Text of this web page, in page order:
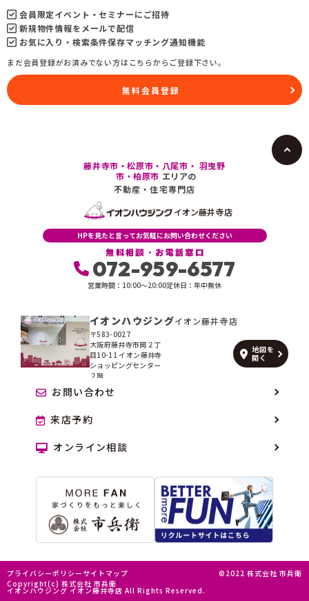
会員限定イベント・セミナーにご招待
新規物件情報をメールで配信
お気に入り・検索条件保存マッチング通知機能
まだ会員登録がお済みでない方はこちらからご登録下さい。
無料会員登録
藤井寺市・松原市・八尾市・ 羽曳野
市・柏原市 エリアの
不動産・住宅専門店
イオン藤井寺店
HPを見たと言ってお気軽にお問い合わせください
無料相談・お電話窓口
072-959-6577
営業時間：10:00〜20:00定休日：年中無休
イオンハウジングイオン藤井寺店
〒583-0027
大阪府藤井寺市岡２丁
目10-11 イオン藤井寺
ショッピングセンター
２階
地図を
開く
お問い合わせ
来店予約
オンライン相談
プライバシーポリシー サイトマップ
©2022 株式会社 市兵衛
Copyright(c) 株式会社 市兵衛
イオンハウジング イオン藤井寺店 All Rights Reserved.